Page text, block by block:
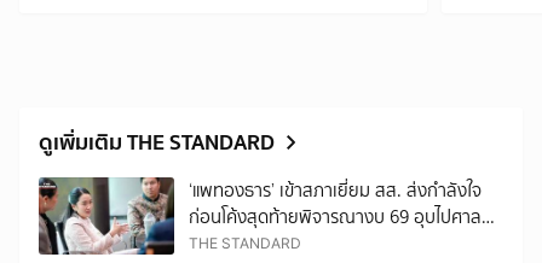
ดูเพิ่มเติม THE STANDARD
‘แพทองธาร’ เข้าสภาเยี่ยม สส. ส่งกำลังใจ
ก่อนโค้งสุดท้ายพิจารณางบ 69 อุบไปศาล
21 ส.ค. นี้หรือไม่
THE STANDARD